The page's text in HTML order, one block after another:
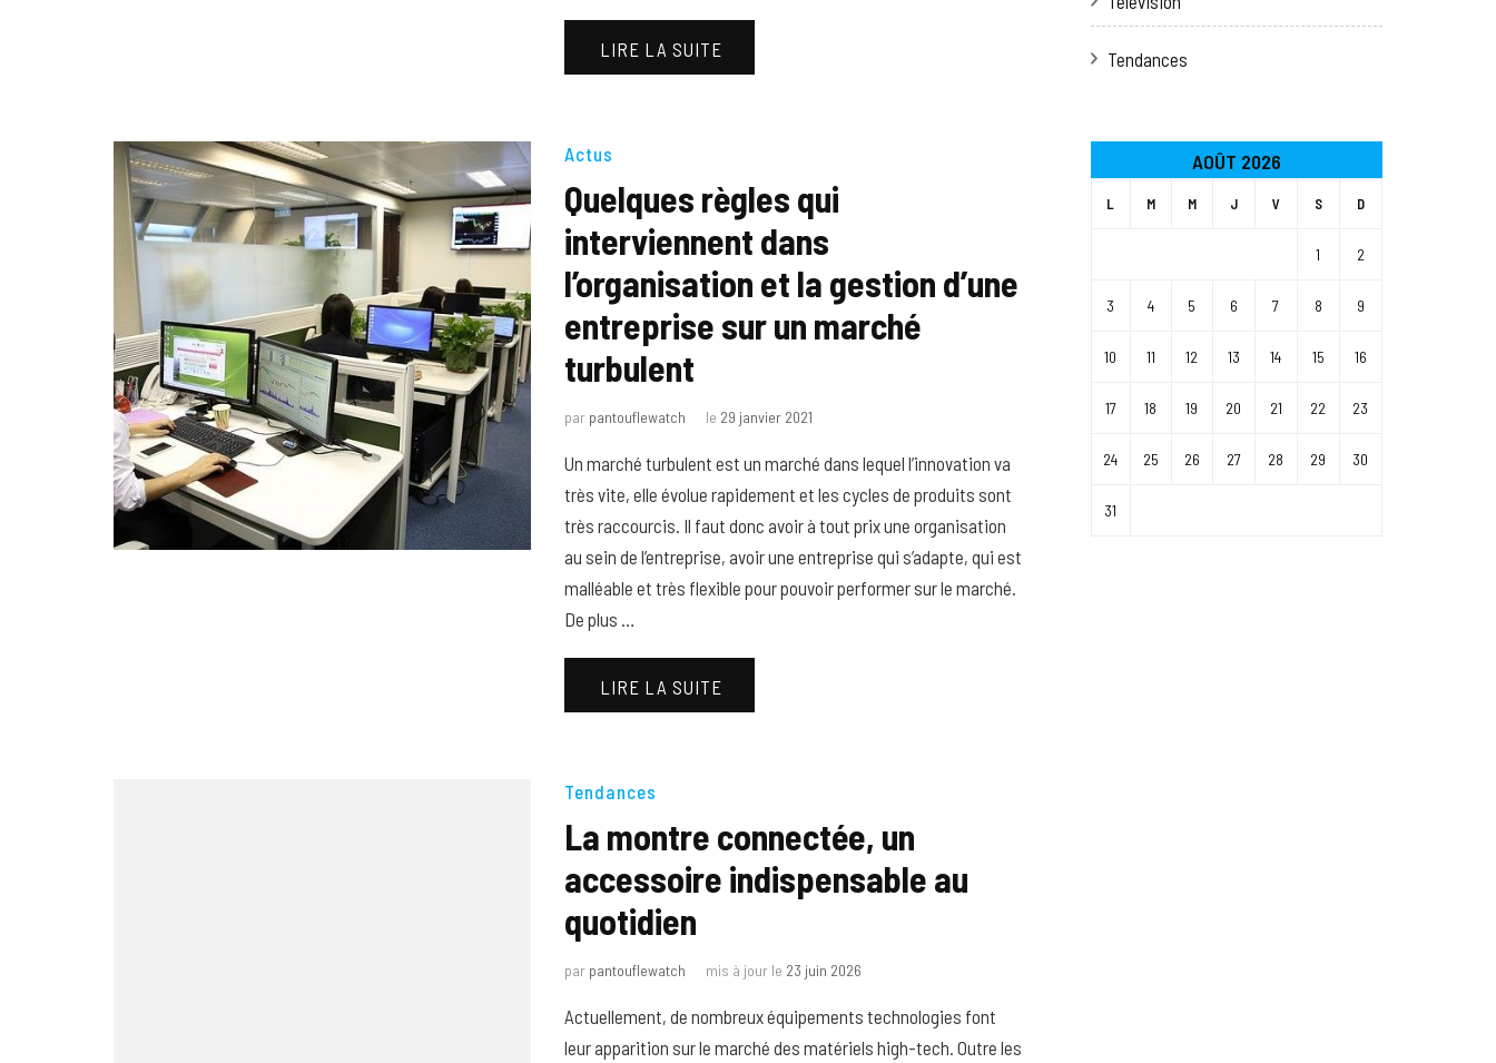
LIRE LA SUITE
Actus
Quelques règles qui
interviennent dans
l’organisation et la gestion d’une
entreprise sur un marché
turbulent
par pantouflewatch le 29 janvier 2021
Un marché turbulent est un marché dans lequel l’innovation va
très vite, elle évolue rapidement et les cycles de produits sont
très raccourcis. Il faut donc avoir à tout prix une organisation
au sein de l’entreprise, avoir une entreprise qui s’adapte, qui est
malléable et très flexible pour pouvoir performer sur le marché.
De plus …
LIRE LA SUITE
Tendances
La montre connectée, un
accessoire indispensable au
quotidien
par pantouflewatch mis à jour le 23 juin 2026
Actuellement, de nombreux équipements technologies font
leur apparition sur le marché des matériels high-tech. Outre les
Tendances
AOÛT 2026
L M M J V S D
1 2
3 4 5 6 7 8 9
10 11 12 13 14 15 16
17 18 19 20 21 22 23
24 25 26 27 28 29 30
31